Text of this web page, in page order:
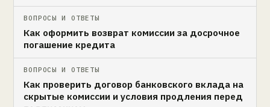
ВОПРОСЫ И ОТВЕТЫ
Как оформить возврат комиссии за досрочное
погашение кредита
ВОПРОСЫ И ОТВЕТЫ
Как проверить договор банковского вклада на
скрытые комиссии и условия продления перед